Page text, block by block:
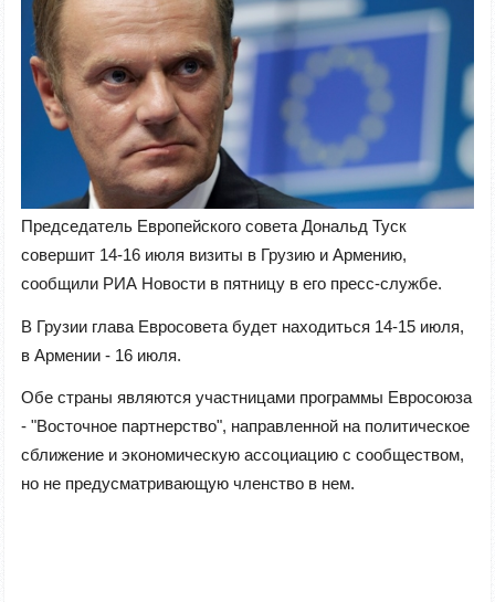
Председатель Европейского совета Дональд Туск
совершит 14-16 июля визиты в Грузию и Армению,
сообщили РИА Новости в пятницу в его пресс-службе.
В Грузии глава Евросовета будет находиться 14-15 июля,
в Армении - 16 июля.
Обе страны являются участницами программы Евросоюза
- "Восточное партнерство", направленной на политическое
сближение и экономическую ассоциацию с сообществом,
но не предусматривающую членство в нем.